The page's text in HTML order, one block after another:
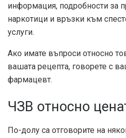
информация, подробности за
наркотици и връзки към
услуги.
Ако имате въпроси относно
вашата рецепта, говорете с
фармацевт.
ЧЗВ относно
По-долу са отговорите на